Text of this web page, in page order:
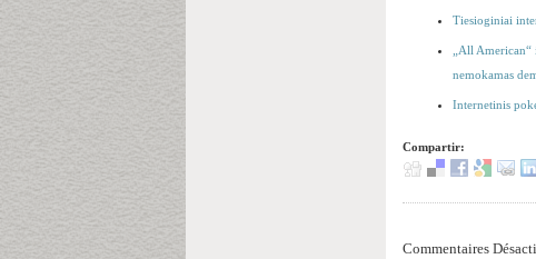
Tiesioginiai
„All
nemokamas
Internetinis
Compartir:
Commentaires